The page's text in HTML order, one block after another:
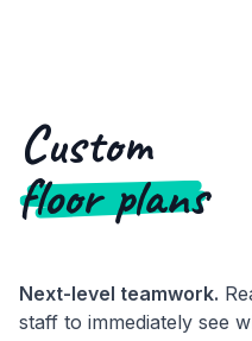
Custom
floor plans
Next-level teamwork.
staff to immediately see